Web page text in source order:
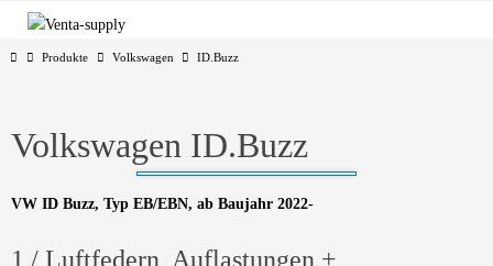
Zum
springen
StartProdukte Volkswagen ID.Buzz
Volkswagen ID.Buzz
VW ID Buzz, Typ EB/EBN, ab Baujahr 2022-
1 / Luftfedern, Auflastungen +